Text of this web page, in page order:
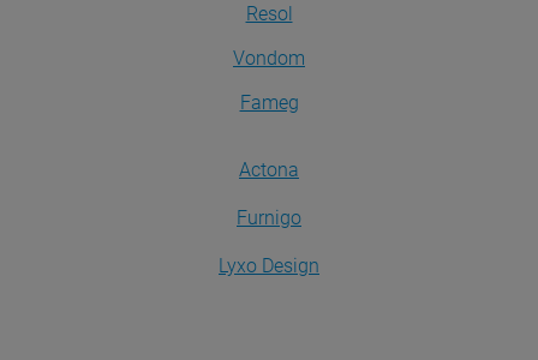
Resol
Vondom
Fameg
Actona
Furnigo
Lyxo Design